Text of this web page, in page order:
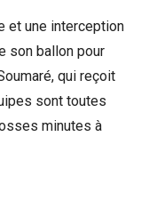
et une interception
son ballon pour
qui reçoit
sont toutes
minutes à